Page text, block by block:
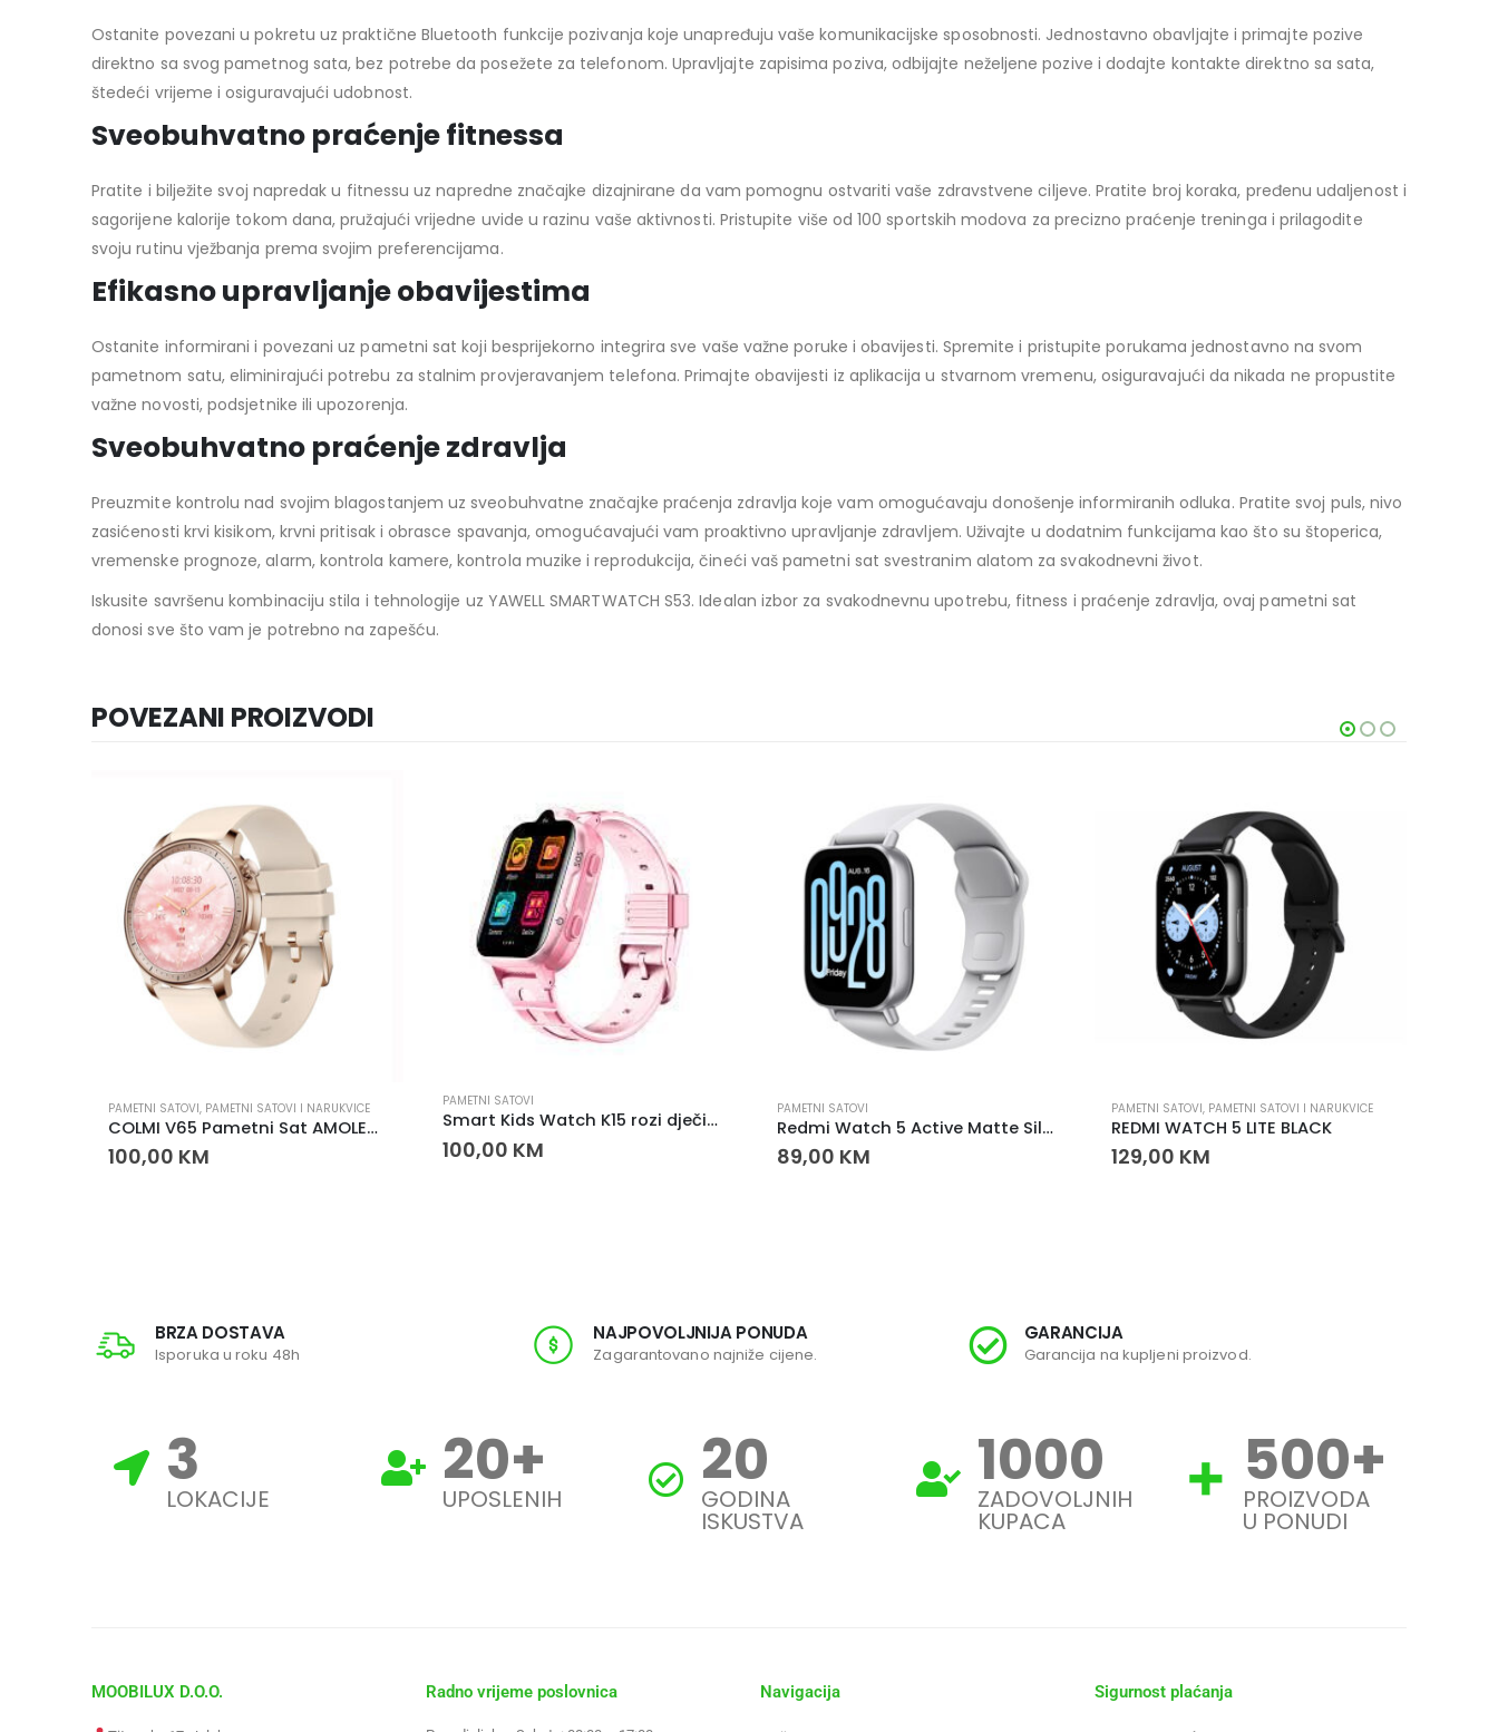
Ostanite povezani u pokretu uz praktične Bluetooth funkcije pozivanja koje unapređuju vaše komunikacijske sposobnosti. Jednostavno obavljajte i primajte pozive
direktno sa svog pametnog sata, bez potrebe da posežete za telefonom. Upravljajte zapisima poziva, odbijajte neželjene pozive i dodajte kontakte direktno sa sata,
štedeći vrijeme i osiguravajući udobnost.
Sveobuhvatno praćenje fitnessa
Pratite i bilježite svoj napredak u fitnessu uz napredne značajke dizajnirane da vam pomognu ostvariti vaše zdravstvene ciljeve. Pratite broj koraka, pređenu udaljenost i
sagorijene kalorije tokom dana, pružajući vrijedne uvide u razinu vaše aktivnosti. Pristupite više od 100 sportskih modova za precizno praćenje treninga i prilagodite
svoju rutinu vježbanja prema svojim preferencijama.
Efikasno upravljanje obavijestima
Ostanite informirani i povezani uz pametni sat koji besprijekorno integrira sve vaše važne poruke i obavijesti. Spremite i pristupite porukama jednostavno na svom
pametnom satu, eliminirajući potrebu za stalnim provjeravanjem telefona. Primajte obavijesti iz aplikacija u stvarnom vremenu, osiguravajući da nikada ne propustite
važne novosti, podsjetnike ili upozorenja.
Sveobuhvatno praćenje zdravlja
Preuzmite kontrolu nad svojim blagostanjem uz sveobuhvatne značajke praćenja zdravlja koje vam omogućavaju donošenje informiranih odluka. Pratite svoj puls, nivo
zasićenosti krvi kisikom, krvni pritisak i obrasce spavanja, omogućavajući vam proaktivno upravljanje zdravljem. Uživajte u dodatnim funkcijama kao što su štoperica,
vremenske prognoze, alarm, kontrola kamere, kontrola muzike i reprodukcija, čineći vaš pametni sat svestranim alatom za svakodnevni život.
Iskusite savršenu kombinaciju stila i tehnologije uz YAWELL SMARTWATCH S53. Idealan izbor za svakodnevnu upotrebu, fitness i praćenje zdravlja, ovaj pametni sat
donosi sve što vam je potrebno na zapešću.
POVEZANI PROIZVODI
PAMETNI SATOVI, PAMETNI SATOVI I NARUKVICE
COLMI V65 Pametni Sat AMOLED 1.32” Bluetooth Pozivi IP68
100,00 KM
PAMETNI SATOVI
Smart Kids Watch K15 rozi dječiji pametni sat
100,00 KM
PAMETNI SATOVI
Redmi Watch 5 Active Matte Silver Pametni Sat
89,00 KM
PAMETNI SATOVI, PAMETNI SATOVI I NARUKVICE
REDMI WATCH 5 LITE BLACK
129,00 KM
BRZA DOSTAVA
Isporuka u roku 48h
NAJPOVOLJNIJA PONUDA
Zagarantovano najniže cijene.
GARANCIJA
Garancija na kupljeni proizvod.
3
LOKACIJE 20+
UPOSLENIH 20
GODINA
ISKUSTVA
1000
ZADOVOLJNIH
KUPACA
500+
PROIZVODA
U PONUDI
MOOBILUX D.O.O. Radno vrijeme poslovnica Navigacija Sigurnost plaćanja